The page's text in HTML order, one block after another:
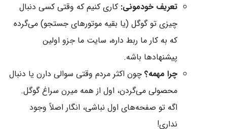
تعریف خودمونی: کاری کنیم که وقتی کسی دنبال
چیزی تو گوگل (یا بقیه موتورهای جستجو) می‌گرده
که به کار ما ربط داره، سایت ما جزو اولین
پیشنهادها باشه.
چرا مهمه؟چون اکثر مردم وقتی سوالی دارن یا دنبال
محصولی می‌گردن، اول از همه میرن سراغ گوگل.
اگه تو صفحه‌های اول نباشی، انگار اصلاً وجود
نداری!